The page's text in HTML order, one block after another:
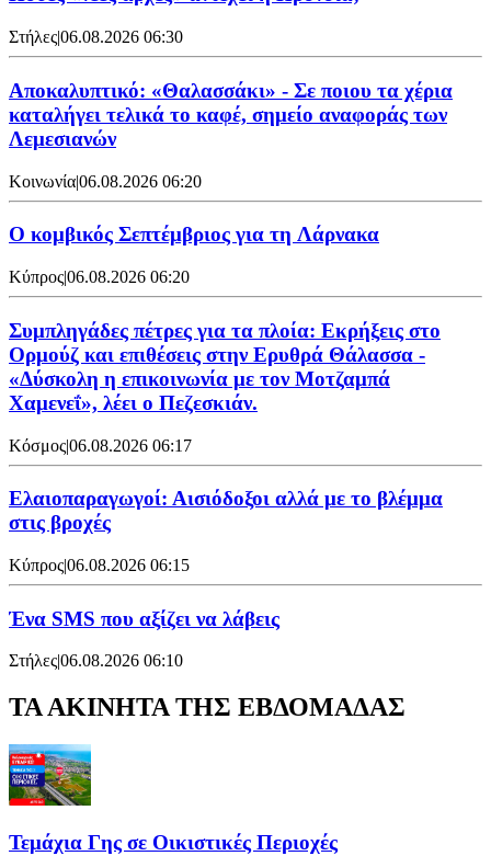
Στήλες|06.08.2026 06:30
Αποκαλυπτικό: «Θαλασσάκι» - Σε ποιου τα χέρια
καταλήγει τελικά το καφέ, σημείο αναφοράς των
Λεμεσιανών
Κοινωνία|06.08.2026 06:20
Ο κομβικός Σεπτέμβριος για τη Λάρνακα
Κύπρος|06.08.2026 06:20
Συμπληγάδες πέτρες για τα πλοία: Εκρήξεις στο
Ορμούζ και επιθέσεις στην Ερυθρά Θάλασσα -
«Δύσκολη η επικοινωνία με τον Μοτζαμπά
Χαμενεΐ», λέει ο Πεζεσκιάν.
Κόσμος|06.08.2026 06:17
Ελαιοπαραγωγοί: Αισιόδοξοι αλλά με το βλέμμα
στις βροχές
Κύπρος|06.08.2026 06:15
Ένα SMS που αξίζει να λάβεις
Στήλες|06.08.2026 06:10
ΤΑ ΑΚΙΝΗΤΑ ΤΗΣ ΕΒΔΟΜΑΔΑΣ
Τεμάχια Γης σε Οικιστικές Περιοχές